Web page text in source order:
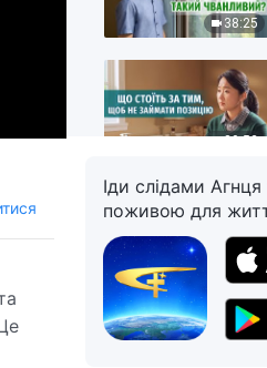
38:25
39:52
42:03
Іди слідами
поживою для